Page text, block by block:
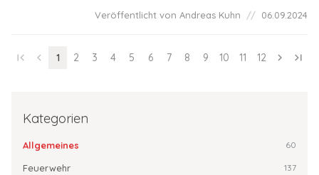
Veröffentlicht von Andreas Kuhn 06.09.2024
first_page chevron_left 1 2 3 4 5 6 7 8 9 10 11 12 chevron_right last_page
Kategorien
Allgemeines 60
Feuerwehr 137